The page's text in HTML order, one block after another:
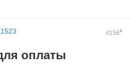
4156#
оплаты